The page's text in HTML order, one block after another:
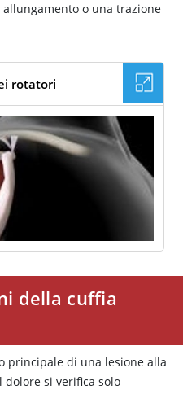
o una trazione
rotatori
della cuffia
principale di una lesione alla
si verifica solo